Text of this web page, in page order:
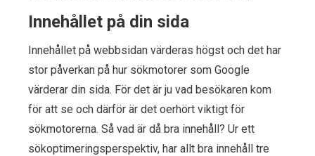
Innehållet på din sida
Innehållet på webbsidan värderas högst och det har
stor påverkan på hur sökmotorer som Google
värderar din sida. För det är ju vad besökaren kom
för att se och därför är det oerhört viktigt för
sökmotorerna. Så vad är då bra innehåll? Ur ett
sökoptimeringsperspektiv, har allt bra innehåll tre